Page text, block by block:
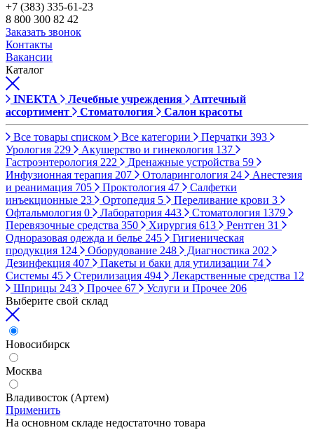
+7 (383) 335-61-23
8 800 300 82 42
Заказать звонок
Контакты
Вакансии
Каталог
INEKTA Лечебные учреждения
Аптечный
ассортимент
Стоматология Салон красоты
Все товары списком Все категории Перчатки 393
Урология 229 Акушерство и гинекология 137
Гастроэнтерология 222 Дренажные устройства 59
Инфузионная терапия 207 Отоларингология 24
Анестезия
и реанимация 705 Проктология 47
Салфетки
инъекционные 23 Ортопедия 5 Переливание крови 3
Офтальмология 0 Лаборатория 443 Стоматология 1379
Перевязочные средства 350 Хирургия 613 Рентген 31
Одноразовая одежда и белье 245
Гигиеническая
продукция 124 Оборудование 248 Диагностика 202
Дезинфекция 407 Пакеты и баки для утилизации 74
Системы 45 Стерилизация 494 Лекарственные средства 12
Шприцы 243 Прочее 67 Услуги и Прочее 206
Выберите свой склад
Новосибирск
Москва
Владивосток (Артем)
Применить
На основном складе недостаточно товара